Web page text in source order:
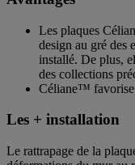
Les plaques
design au gré des
installé. De plus,
des collections
Céliane™ favorise
Les + installation
Le rattrapage de la